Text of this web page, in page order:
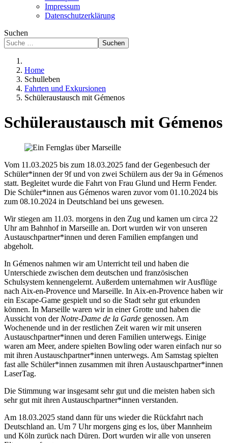
Impressum
Datenschutzerklärung
Suchen
Suchen
Home
Schulleben
Fahrten und Exkursionen
Schüleraustausch mit Gémenos
Schüleraustausch mit Gémenos
Vom 11.03.2025 bis zum 18.03.2025 fand der Gegenbesuch der
Schüler*innen der 9f und von zwei Schülern aus der 9a in Gémenos
statt. Begleitet wurde die Fahrt von Frau Glund und Herrn Fender.
Die Schüler*innen aus Gémenos waren zuvor vom 01.10.2024 bis
zum 08.10.2024 in Deutschland bei uns gewesen.
Wir stiegen am 11.03. morgens in den Zug und kamen um circa 22
Uhr am Bahnhof in Marseille an. Dort wurden wir von unseren
Austauschpartner*innen und deren Familien empfangen und
abgeholt.
In Gémenos nahmen wir am Unterricht teil und haben die
Unterschiede zwischen dem deutschen und französischen
Schulsystem kennengelernt. Außerdem unternahmen wir Ausflüge
nach Aix-en-Provence und Marseille. In Aix-en-Provence haben wir
ein Escape-Game gespielt und so die Stadt sehr gut erkunden
können. In Marseille waren wir in einer Grotte und haben die
Aussicht von der Notre-Dame de la Garde genossen. Am
Wochenende und in der restlichen Zeit waren wir mit unseren
Austauschpartner*innen und deren Familien unterwegs. Einige
waren am Meer, andere spielten Bowling oder waren einfach nur so
mit ihren Austauschpartner*innen unterwegs. Am Samstag spielten
fast alle Schüler*innen zusammen mit ihren Austauschpartner*innen
LaserTag.
Die Stimmung war insgesamt sehr gut und die meisten haben sich
sehr gut mit ihren Austauschpartner*innen verstanden.
Am 18.03.2025 stand dann für uns wieder die Rückfahrt nach
Deutschland an. Um 7 Uhr morgens ging es los, über Mannheim
und Köln zurück nach Düren. Dort wurden wir alle von unseren